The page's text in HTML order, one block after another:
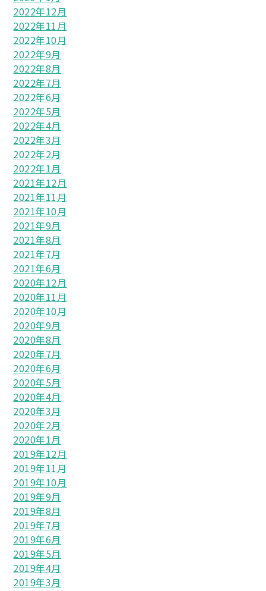
2022年12月
2022年11月
2022年10月
2022年9月
2022年8月
2022年7月
2022年6月
2022年5月
2022年4月
2022年3月
2022年2月
2022年1月
2021年12月
2021年11月
2021年10月
2021年9月
2021年8月
2021年7月
2021年6月
2020年12月
2020年11月
2020年10月
2020年9月
2020年8月
2020年7月
2020年6月
2020年5月
2020年4月
2020年3月
2020年2月
2020年1月
2019年12月
2019年11月
2019年10月
2019年9月
2019年8月
2019年7月
2019年6月
2019年5月
2019年4月
2019年3月